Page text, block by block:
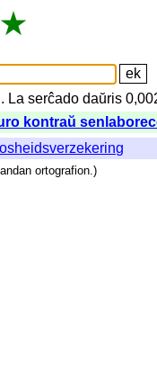
★
La serĉado daŭris
kontraŭ
ortografion.)